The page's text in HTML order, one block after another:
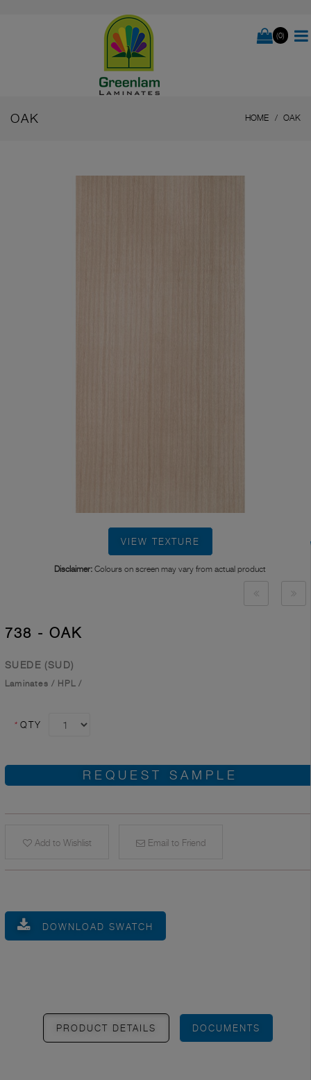
(0)
OAK HOME OAK
VIEW TEXTURE
Disclaimer: Colours on screen may vary from actual product
738 - OAK
SUEDE (SUD)
Laminates / HPL /
* QTY
REQUEST SAMPLE
Add to Wishlist Email to Friend
DOWNLOAD SWATCH
PRODUCT DETAILS DOCUMENTS